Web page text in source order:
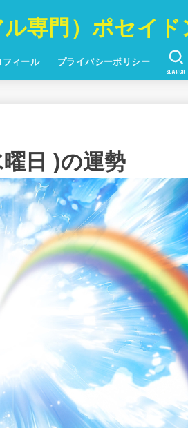
ル専門）ポセイ
フィール プライバシーポリシー
SEARCH
日 )の運勢